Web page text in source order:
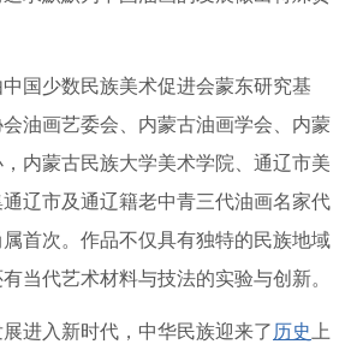
国少数民族美术促进会蒙东研究基
油画艺委会、内蒙古油画学会、内蒙
内蒙古民族大学美术学院、通辽市美
辽市及通辽籍老中青三代油画名家代
首次。作品不仅具有独特的民族地域
当代艺术材料与技法的实验与创新。
进入新时代，中华民族迎来了 历史 上